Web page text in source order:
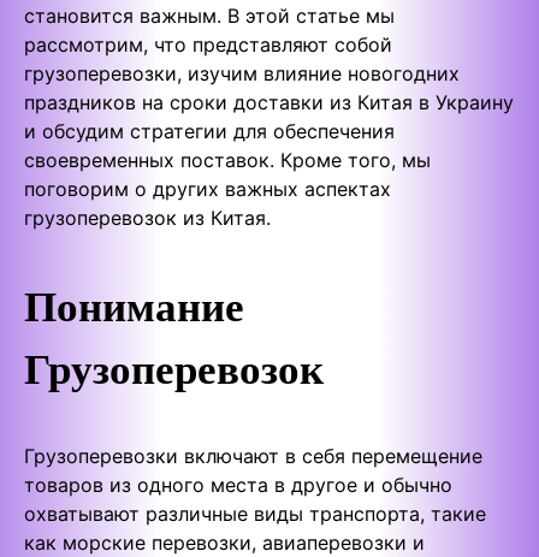
становится важным. В этой статье мы
рассмотрим, что представляют собой
грузоперевозки, изучим влияние новогодних
праздников на сроки доставки из Китая в Украину
и обсудим стратегии для обеспечения
своевременных поставок. Кроме того, мы
поговорим о других важных аспектах
грузоперевозок из Китая.
Понимание
Грузоперевозок
Грузоперевозки включают в себя перемещение
товаров из одного места в другое и обычно
охватывают различные виды транспорта, такие
как морские перевозки, авиаперевозки и